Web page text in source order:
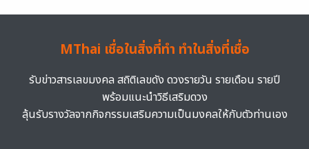
MThai เชื่อในสิ่งที่ทำ ทำในสิ่งที่เชื่อ
รับข่าวสารเลขมงคล สถิติเลขดัง ดวงรายวัน รายเดือน รายปี
พร้อมแนะนำวิธีเสริมดวง
ลุ้นรับรางวัลจากกิจกรรมเสริมความเป็นมงคลให้กับตัวท่านเอง